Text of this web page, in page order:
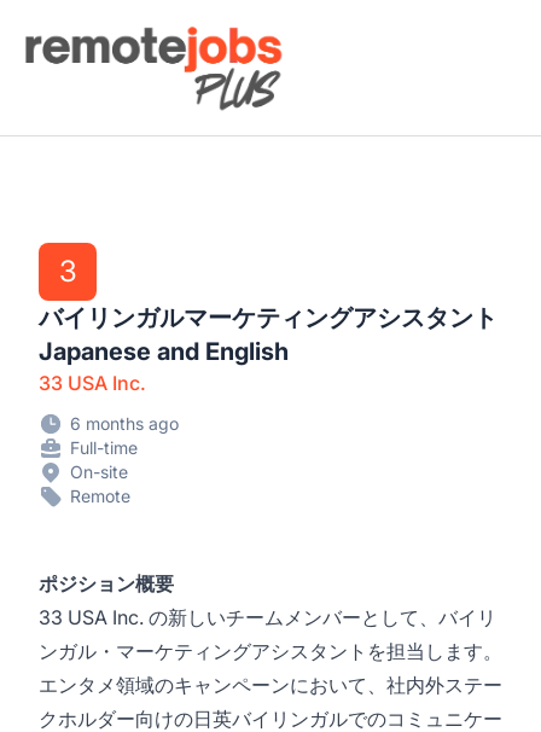
Remote Jobs Plus
3
バイリンガルマーケティングアシスタント
Japanese and English
33 USA Inc.
6 months ago
Full-time
On-site
Remote
ポジション概要
33 USA Inc. の新しいチームメンバーとして、バイリ
ンガル・マーケティングアシスタントを担当します。
エンタメ領域のキャンペーンにおいて、社内外ステー
クホルダー向けの日英バイリンガルでのコミュニケー